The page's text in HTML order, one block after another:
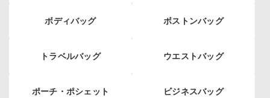
ボディバッグ ボストンバッグ
トラベルバッグ ウエストバッグ
ポーチ・ポシェット ビジネスバッグ